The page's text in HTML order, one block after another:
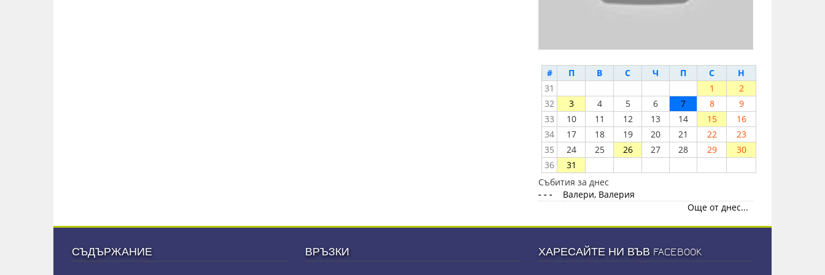
# П В С Ч П С
Н
31
1
2
32
3 4 5 6 7 8
9
33
10 11 12 13 14 15
16
34
17 18 19 20 21 22
23
35
24 25 26 27 28 29
30
36
31
Събития за днес
- - -
Валери, Валерия
Още от днес...
СЪДЪРЖАНИЕ ВРЪЗКИ ХАРЕСАЙТЕ НИ ВЪВ FACEBOOK